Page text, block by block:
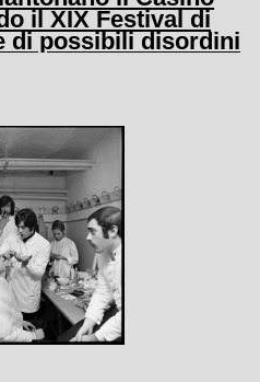
il XIX Festival di
di possibili disordini